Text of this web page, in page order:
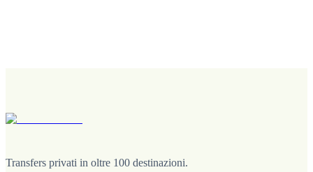
Transfers privati in oltre 100 destinazioni.